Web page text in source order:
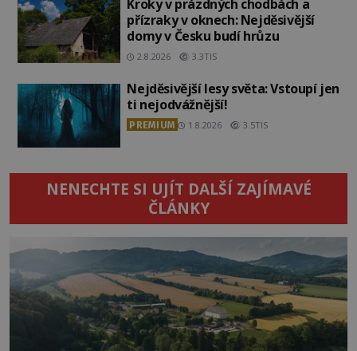
Kroky v prázdných chodbách a
přízraky v oknech: Nejděsivější
domy v Česku budí hrůzu
2.8.2026 3.3TIS
Nejděsivější lesy světa: Vstoupí jen
ti nejodvážnější!
PREMIUM 1.8.2026 3.5TIS
NENECHTE SI UJÍT DALŠÍ ZAJÍMAVÉ
ČLÁNKY